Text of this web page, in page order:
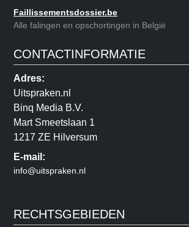
Faillissementsdossier.be
Alle falingen en opschortingen in België
CONTACTINFORMATIE
Adres:
Uitspraken.nl
Binq Media B.V.
Mart Smeetslaan 1
1217 ZE Hilversum
E-mail:
info@uitspraken.nl
RECHTSGEBIEDEN